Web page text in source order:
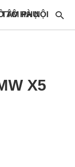
HOÀ Ô TÔ HÀ NỘI
X5